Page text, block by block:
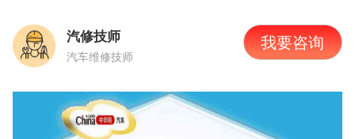
汽修技师
汽车维修技师
我要咨询